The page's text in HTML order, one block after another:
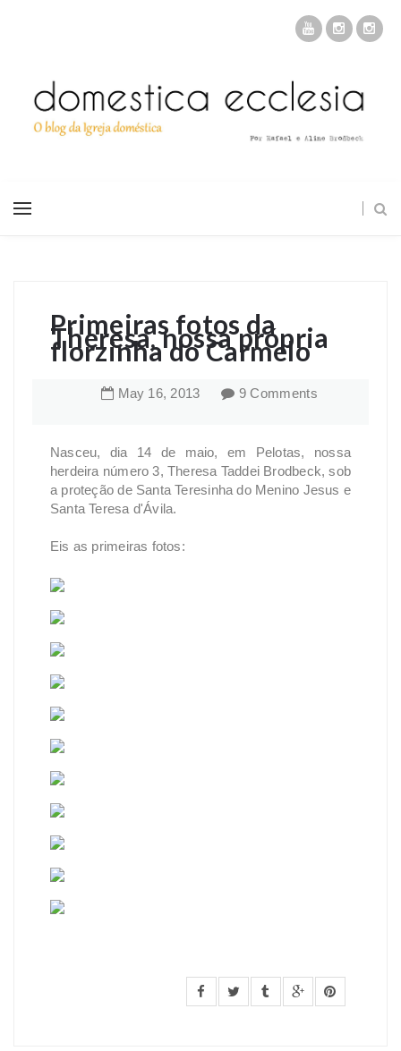
Primeiras fotos da
Theresa, nossa própria
florzinha do Carmelo
May 16, 2013 9 Comments
Nasceu, dia 14 de maio, em Pelotas, nossa
herdeira número 3, Theresa Taddei Brodbeck, sob
a proteção de Santa Teresinha do Menino Jesus e
Santa Teresa d'Ávila.
Eis as primeiras fotos: